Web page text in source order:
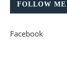
FOLLOW ME
Facebook